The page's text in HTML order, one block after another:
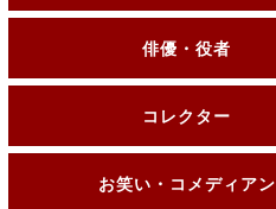
俳優・役者
コレクター
お笑い・コメディアン